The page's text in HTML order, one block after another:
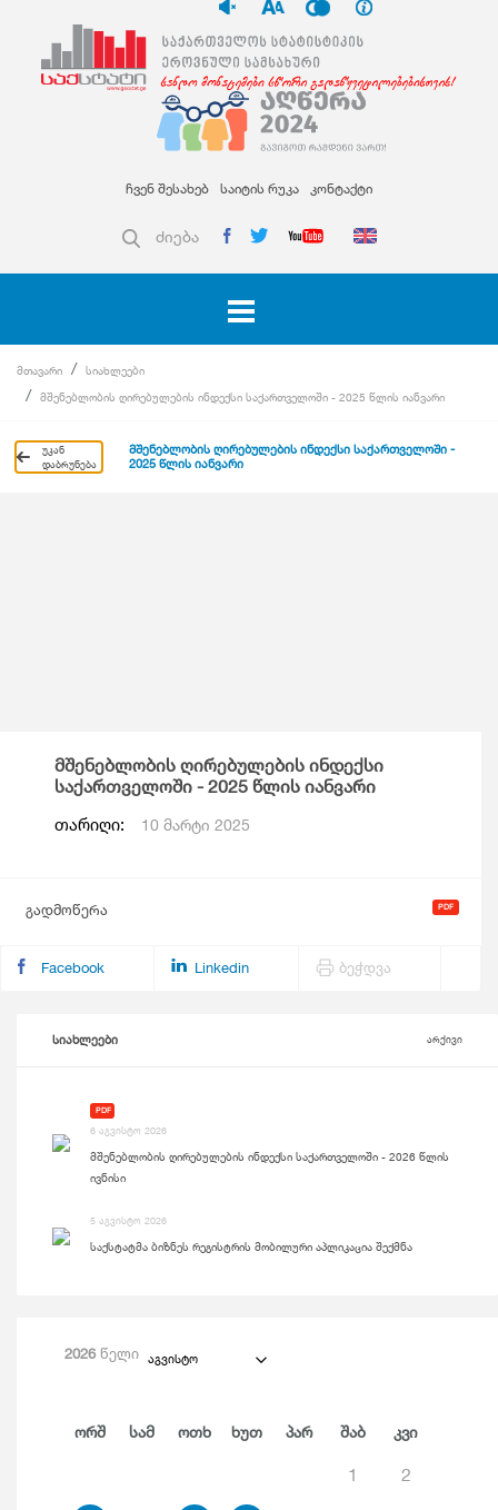
ჩვენ შესახებ საიტის რუკა კონტაქტი
ძიება
მთავარი
სიახლეები
მშენებლობის ღირებულების ინდექსი საქართველოში - 2025 წლის იანვარი
უკან
დაბრუნება
მშენებლობის ღირებულების ინდექსი საქართველოში -
2025 წლის იანვარი
მშენებლობის ღირებულების ინდექსი
საქართველოში - 2025 წლის იანვარი
თარიღი: 10 მარტი 2025
გადმოწერა
Facebook Linkedin ბეჭდვა
სიახლეები არქივი
PDF
6 აგვისტო 2026
მშენებლობის ღირებულების ინდექსი საქართველოში - 2026 წლის
ივნისი
5 აგვისტო 2026
საქსტატმა ბიზნეს რეგისტრის მობილური აპლიკაცია შექმნა
2026წელი აგვისტო
Ორშ Სამ Ოთხ Ხუთ Პარ Შაბ Კვი
1 2